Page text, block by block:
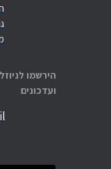
הירשמו
ועדכונים